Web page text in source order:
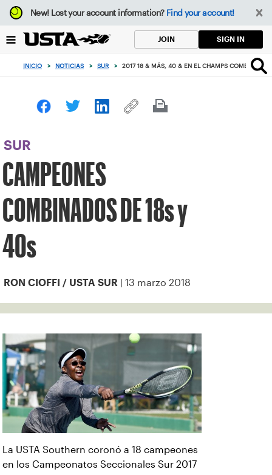
Enfoque
desde
botón
volver
principio
New!Lost your account information? Find your account!
JOIN SIGN IN
INICIO > NOTICIAS > SUR > 2017 18 & MÁS, 40 & EN EL CHAMPS COMBO
SUR
CAMPEONES
COMBINADOS DE 18s y
40s
RON CIOFFI / USTA SUR | 13 marzo 2018
La USTA Southern coronó a 18 campeones
en los Campeonatos Seccionales Sur 2017